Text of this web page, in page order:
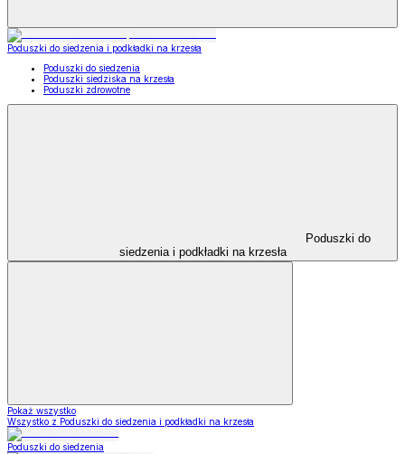
Poduszki do siedzenia i podkładki na krzesła
Poduszki do siedzenia
Poduszki siedziska na krzesła
Poduszki zdrowotne
Poduszki do
siedzenia i podkładki na krzesła
Pokaż wszystko
Wszystko z Poduszki do siedzenia i podkładki na krzesła
Poduszki do siedzenia